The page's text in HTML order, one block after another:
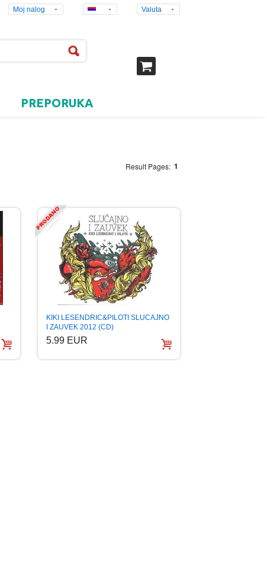
Moj nalog Valuta
PREPORUKA
Result Pages: 1
KIKI LESENDRIC&PILOTI SLUCAJNO
I ZAUVEK 2012 (CD)
5.99 EUR